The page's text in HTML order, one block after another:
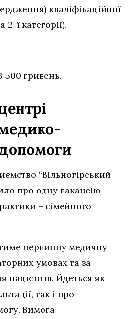
кваліфікаційної
2-ї категорії).
500 гривень.
допомоги
“Вільногірський
про одну вакансію —
– сімейного
первинну медичну
умовах та за
пацієнтів. Йдеться як
так і про
Вимога —